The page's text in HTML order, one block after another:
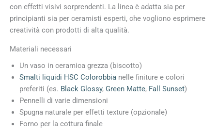
con effetti visivi sorprendenti. La linea è adatta sia per
principianti sia per ceramisti esperti, che vogliono esprimere
creatività con prodotti di alta qualità.
Materiali necessari
Un vaso in ceramica grezza (biscotto)
Smalti liquidi HSC Colorobbia nelle finiture e colori
preferiti (es. Black Glossy, Green Matte, Fall Sunset)
Pennelli di varie dimensioni
Spugna naturale per effetti texture (opzionale)
Forno per la cottura finale